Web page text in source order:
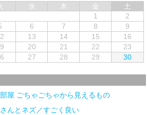
水 木 金
土
1
2
6 7 8
9
13 14 15
16
20 21 22
23
27 28 29 30
屋 ごちゃごちゃから見えるもの
んとネズ／すごく良い